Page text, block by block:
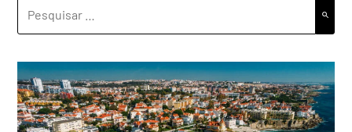
POR: